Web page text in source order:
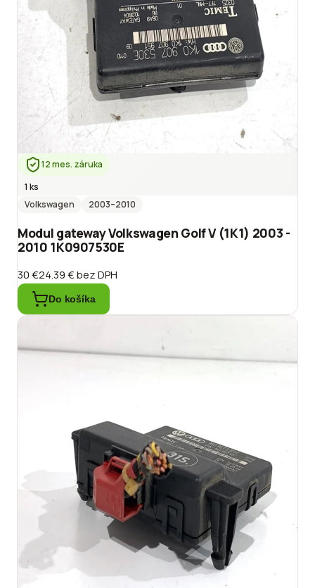
12 mes. záruka
1 ks
Volkswagen
2003–2010
Modul gateway Volkswagen Golf V (1K1) 2003 -
2010 1K0907530E
30 €24.39 €bez DPH
Do košíka